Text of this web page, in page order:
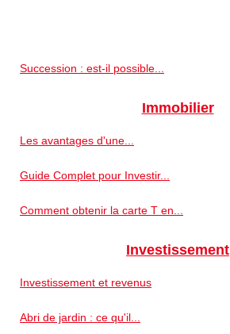
Succession : est-il possible...
Immobilier
Les avantages d'une...
Guide Complet pour Investir...
Comment obtenir la carte T en...
Investissement
Investissement et revenus
Abri de jardin : ce qu'il...